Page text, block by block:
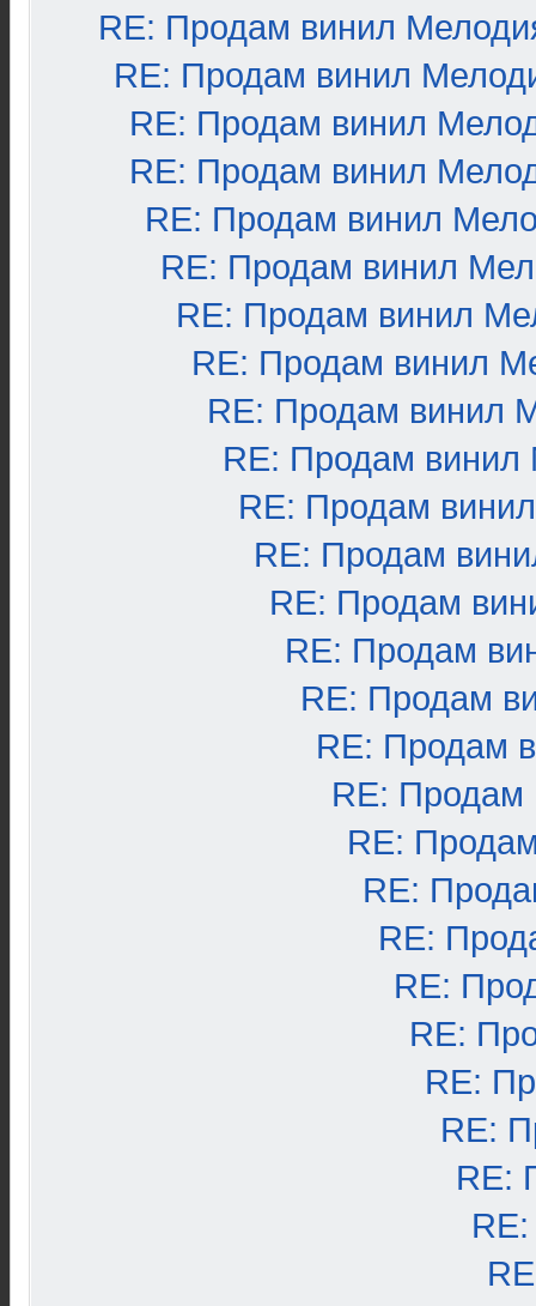
RE: Продам винил
RE: Продам винил
RE: Продам винил
RE: Продам винил
RE: Продам винил
RE: Продам винил
RE: Продам винил
RE: Продам винил
RE: Продам винил
RE: Продам винил
RE: Продам
RE: Продам
RE: Продам
RE: Продам
RE: Продам
RE: Продам
RE: Продам
RE:
RE:
RE:
RE:
RE:
RE:
RE:
RE: